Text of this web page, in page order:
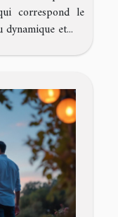
correspond le
et...